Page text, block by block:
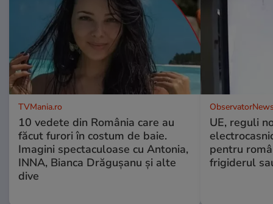
TVMania.ro
10 vedete din România care au
făcut furori în costum de baie.
Imagini spectaculoase cu Antonia,
INNA, Bianca Drăgușanu și alte
dive
UE, reguli
pentru
frigiderul